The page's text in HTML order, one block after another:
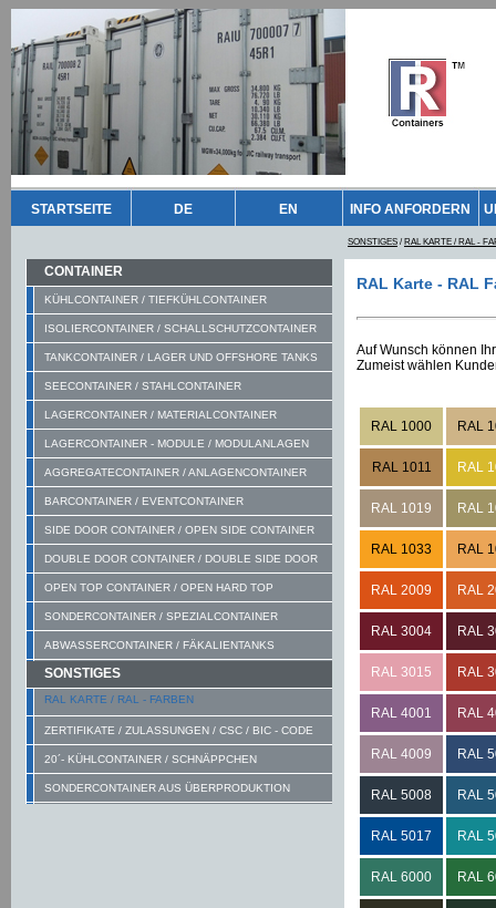
STARTSEITE DE EN INFO ANFORDERN
SONSTIGES / RAL KARTE / RAL -
CONTAINER
KÜHLCONTAINER / TIEFKÜHLCONTAINER
ISOLIERCONTAINER / SCHALLSCHUTZCONTAINER
TANKCONTAINER / LAGER UND OFFSHORE TANKS
SEECONTAINER / STAHLCONTAINER
LAGERCONTAINER / MATERIALCONTAINER
LAGERCONTAINER - MODULE / MODULANLAGEN
AGGREGATECONTAINER / ANLAGENCONTAINER
BARCONTAINER / EVENTCONTAINER
SIDE DOOR CONTAINER / OPEN SIDE CONTAINER
DOUBLE DOOR CONTAINER / DOUBLE SIDE DOOR
OPEN TOP CONTAINER / OPEN HARD TOP
SONDERCONTAINER / SPEZIALCONTAINER
ABWASSERCONTAINER / FÄKALIENTANKS
SONSTIGES
RAL KARTE / RAL - FARBEN
ZERTIFIKATE / ZULASSUNGEN / CSC / BIC - CODE
20´- KÜHLCONTAINER / SCHNÄPPCHEN
SONDERCONTAINER AUS ÜBERPRODUKTION
RAL Karte - RAL
Auf Wunsch können
Zumeist wählen
RAL 1000
RAL
RAL 1011 RAL
RAL 1019 RAL
RAL 1033 RAL
RAL 2009 RAL
RAL 3004 RAL
RAL 3015 RAL
RAL 4001 RAL
RAL 4009 RAL
RAL 5008 RAL
RAL 5017 RAL
RAL 6000 RAL